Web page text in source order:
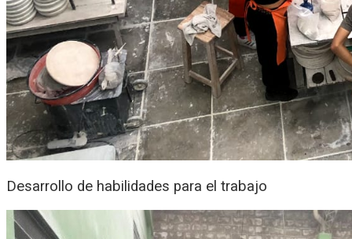
Desarrollo de habilidades para el trabajo